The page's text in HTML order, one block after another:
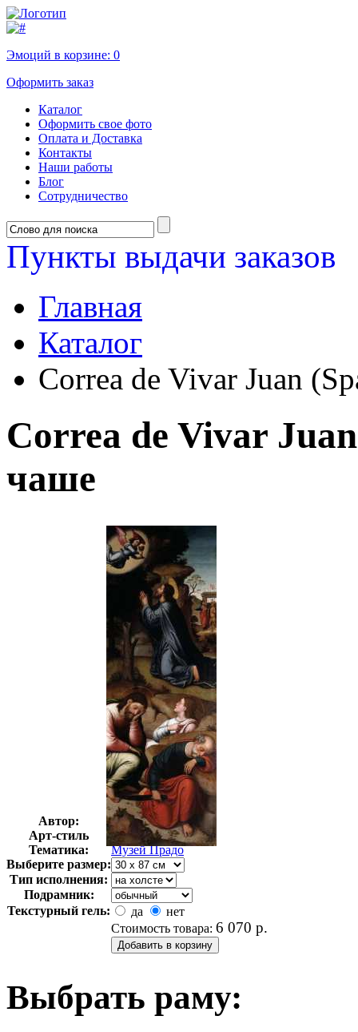
Эмоций в корзине: 0
Оформить заказ
Каталог
Оформить свое фото
Оплата и Доставка
Контакты
Наши работы
Блог
Сотрудничество
Пункты выдачи заказов
Главная
Каталог
Correa de Vivar Juan
Correa de Vivar
чаше
Автор:
Неизвестно
Арт-стиль
Классицизм
Тематика:
Музей Прадо
Выберите размер:
Тип исполнения:
Подрамник:
Текстурный гель:
да
нет
Стоимость товара: 6 070 р.
Выбрать раму: